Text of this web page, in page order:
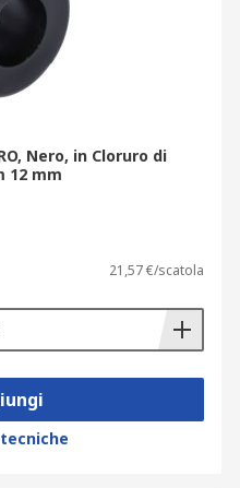
Nero, in Cloruro di
12 mm
21,57 €/scatola